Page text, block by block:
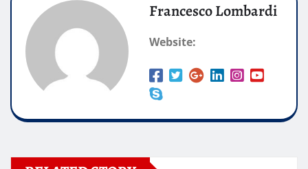
Francesco Lombardi
Website: